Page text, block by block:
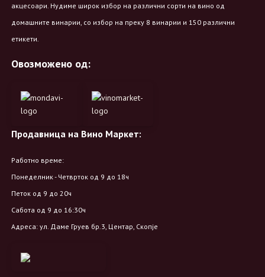
акцесоари. Нудиме широк избор на различни сорти на вино од
домашните винарии, со избор на преку 8 винарии и 150 различни
етикети.
Овозможено од:
Продавница на Вино Маркет:
Работно време:
Понеделник - Четврток од 9 до 18ч
Петок од 9 до 20ч
Сабота од 9 до 16:30ч
Адреса: ул. Даме Груев бр.3, Центар, Скопје